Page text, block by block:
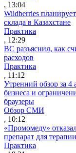
, 13:04
Wildberries
склада в Казахстане
Практика
, 12:29
ВС разъяснил, как
расходов
Практика
, 11:12
Утренний обзор за 4
бизнеса и
браузеры
Обзор СМИ
, 10:12
«Промомеду»
препарат для
Практика